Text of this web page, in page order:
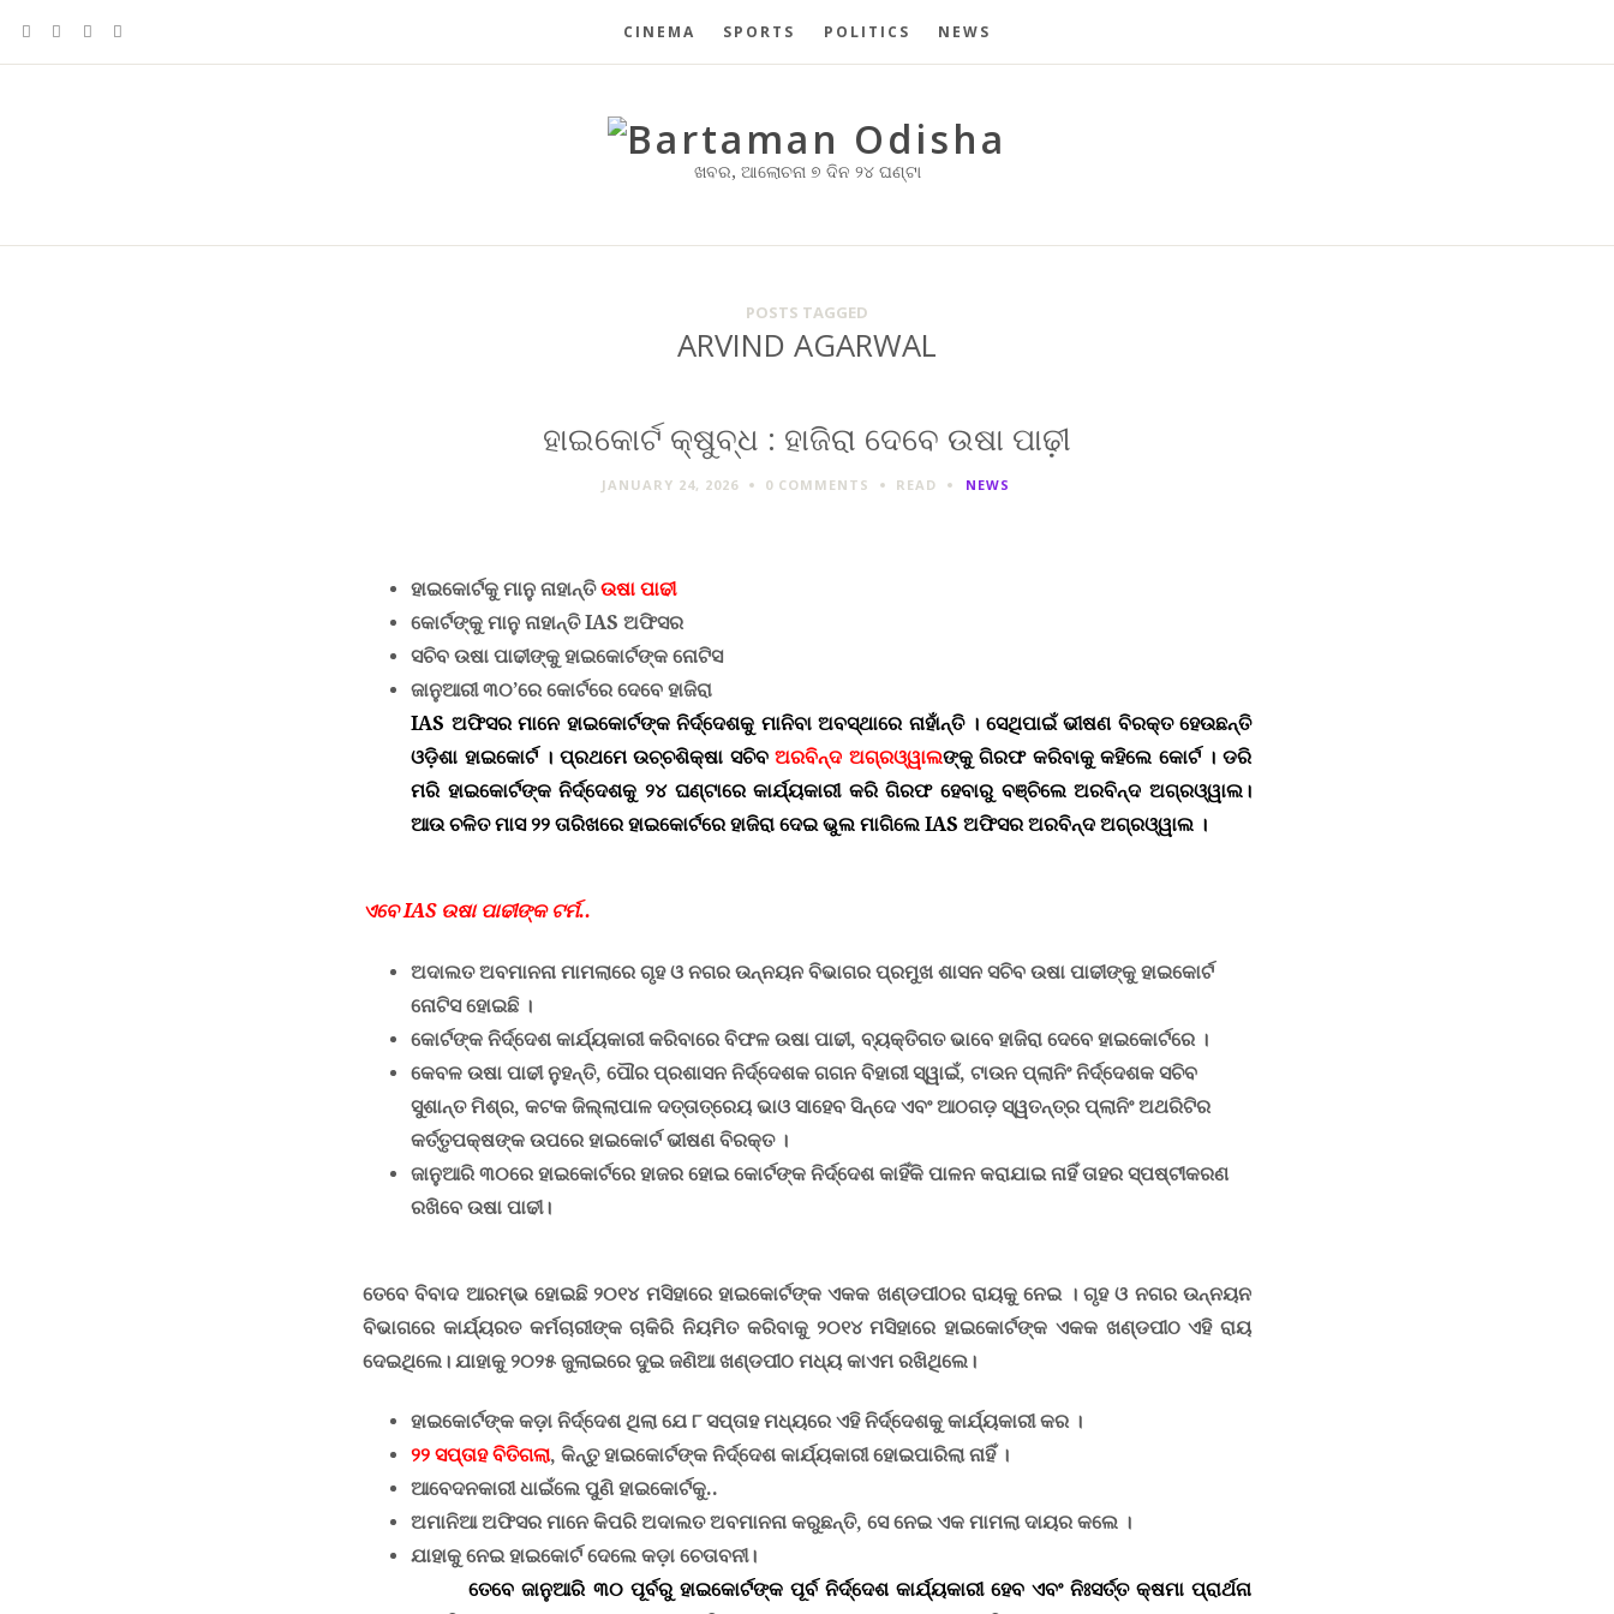
CINEMA SPORTS POLITICS NEWS
ଖବର, ଆଲୋଚନା ୭ ଦିନ ୨୪ ଘଣ୍ଟା
POSTS TAGGED
ARVIND AGARWAL
ହାଇକୋର୍ଟ କ୍ଷୁବ୍‌ଧ : ହାଜିରା ଦେବେ ଉଷା ପାଢ଼ୀ
JANUARY 24, 2026 0 COMMENTS READ NEWS
ହାଇକୋର୍ଟକୁ ମାନୁ ନାହାନ୍ତିଉଷା ପାଢୀ
କୋର୍ଟଙ୍କୁ ମାନୁ ନାହାନ୍ତିIAS ଅଫିସର
ସଚିବ ଉଷା ପାଢୀଙ୍କୁ ହାଇକୋର୍ଟଙ୍କ ନୋଟିସ
ଜାନୁଆରୀ ୩୦’ରେ କୋର୍ଟରେ ଦେବେ ହାଜିରା
IAS ଅଫିସର ମାନେ ହାଇକୋର୍ଟଙ୍କ ନିର୍ଦ୍ଦେଶକୁ ମାନିବା ଅବସ୍ଥାରେ ନାହାଁନ୍ତି । ସେଥିପାଇଁ ଭୀଷଣ ବିରକ୍ତ ହେଉଛନ୍ତି
ଓଡ଼ିଶା ହାଇକୋର୍ଟ । ପ୍ରଥମେ ଉଚ୍ଚଶିକ୍ଷା ସଚିବଅରବିନ୍ଦ ଅଗ୍ରଓ୍ୱାଲଙ୍କୁ ଗିରଫ କରିବାକୁ କହିଲେ କୋର୍ଟ । ଡରି
ମରି ହାଇକୋର୍ଟଙ୍କ ନିର୍ଦ୍ଦେଶକୁ ୨୪ ଘଣ୍ଟାରେ କାର୍ଯ୍ୟକାରୀ କରି ଗିରଫ ହେବାରୁ ବଞ୍ଚିଲେ ଅରବିନ୍ଦ ଅଗ୍ରଓ୍ୱାଲ।
ଆଉ ଚଳିତ ମାସ ୨୨ ତାରିଖରେ ହାଇକୋର୍ଟରେ ହାଜିରା ଦେଇ ଭୁଲ ମାଗିଲେ IAS ଅଫିସର ଅରବିନ୍ଦ ଅଗ୍ରଓ୍ୱାଲ ।
ଏବେIAS ଉଷା ପାଢୀଙ୍କ ଟର୍ମ..
ଅଦାଲତ ଅବମାନନା ମାମଲାରେ ଗୃହ ଓ ନଗର ଉନ୍ନୟନ ବିଭାଗର ପ୍ରମୁଖ ଶାସନ ସଚିବ ଉଷା ପାଢୀଙ୍କୁ ହାଇକୋର୍ଟ
ନୋଟିସ ହୋଇଛି ।
କୋର୍ଟଙ୍କ ନିର୍ଦ୍ଦେଶ କାର୍ଯ୍ୟକାରୀ କରିବାରେ ବିଫଳ ଉଷା ପାଢୀ, ବ୍ୟକ୍ତିଗତ ଭାବେ ହାଜିରା ଦେବେ ହାଇକୋର୍ଟରେ ।
କେବଳ ଉଷା ପାଢୀ ନୁହନ୍ତି, ପୌର ପ୍ରଶାସନ ନିର୍ଦ୍ଦେଶକ ଗଗନ ବିହାରୀ ସ୍ୱାଇଁ, ଟାଉନ ପ୍ଲାନିଂ ନିର୍ଦ୍ଦେଶକ ସଚିବ
ସୁଶାନ୍ତ ମିଶ୍ର, କଟକ ଜିଲ୍ଲାପାଳ ଦତ୍ତାତ୍ରେୟ ଭାଓ ସାହେବ ସିନ୍ଦେ ଏବଂ ଆଠଗଡ଼ ସ୍ୱତନ୍ତ୍ର ପ୍ଲାନିଂ ଅଥରିଟିର
କର୍ତ୍ତୃପକ୍ଷଙ୍କ ଉପରେ ହାଇକୋର୍ଟ ଭୀଷଣ ବିରକ୍ତ ।
ଜାନୁଆରି ୩୦ରେ ହାଇକୋର୍ଟରେ ହାଜର ହୋଇ କୋର୍ଟଙ୍କ ନିର୍ଦ୍ଦେଶ କାହିଁକି ପାଳନ କରାଯାଇ ନାହିଁ ତାହର ସ୍ପଷ୍ଟୀକରଣ
ରଖିବେ ଉଷା ପାଢୀ।
ତେବେ ବିବାଦ ଆରମ୍ଭ ହୋଇଛି ୨୦୧୪ ମସିହାରେ ହାଇକୋର୍ଟଙ୍କ ଏକକ ଖଣ୍ଡପୀଠର ରାୟକୁ ନେଇ । ଗୃହ ଓ ନଗର ଉନ୍ନୟନ
ବିଭାଗରେ କାର୍ଯ୍ୟରତ କର୍ମଚାରୀଙ୍କ ଚାକିରି ନିୟମିତ କରିବାକୁ ୨୦୧୪ ମସିହାରେ ହାଇକୋର୍ଟଙ୍କ ଏକକ ଖଣ୍ଡପୀଠ ଏହି ରାୟ
ଦେଇଥିଲେ । ଯାହାକୁ ୨୦୨୫ ଜୁଲାଇରେ ଦୁଇ ଜଣିଆ ଖଣ୍ଡପୀଠ ମଧ୍ୟ କାଏମ ରଖିଥିଲେ।
ହାଇକୋର୍ଟଙ୍କ କଡ଼ା ନିର୍ଦ୍ଦେଶ ଥିଲା ଯେ ୮ ସପ୍ତାହ ମଧ୍ୟରେ ଏହି ନିର୍ଦ୍ଦେଶକୁ କାର୍ଯ୍ୟକାରୀ କର ।
୨୨ ସପ୍ତାହ ବିତିଗଲା, କିନ୍ତୁ ହାଇକୋର୍ଟଙ୍କ ନିର୍ଦ୍ଦେଶ କାର୍ଯ୍ୟକାରୀ ହୋଇପାରିଲା ନାହିଁ ।
ଆବେଦନକାରୀ ଧାଇଁଲେ ପୁଣି ହାଇକୋର୍ଟକୁ..
ଅମାନିଆ ଅଫିସର ମାନେ କିପରି ଅଦାଲତ ଅବମାନନା କରୁଛନ୍ତି, ସେ ନେଇ ଏକ ମାମଲା ଦାୟର କଲେ ।
ଯାହାକୁ ନେଇ ହାଇକୋର୍ଟ ଦେଲେ କଡ଼ା ଚେତାବନୀ।
ତେବେ ଜାନୁଆରି ୩୦ ପୂର୍ବରୁ ହାଇକୋର୍ଟଙ୍କ ପୂର୍ବ ନିର୍ଦ୍ଦେଶ କାର୍ଯ୍ୟକାରୀ ହେବ ଏବଂ ନିଃସର୍ତ୍ତ କ୍ଷମା ପ୍ରାର୍ଥନା